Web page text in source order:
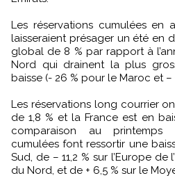
Les réservations cumulées
laisseraient présager un été en
global de 8 % par rapport à
Nord qui drainent la plus
baisse (- 26 % pour le Maroc et –
Les réservations long courrier
de 1,8 % et la France est en
comparaison au printemps
cumulées font ressortir une
Sud, de – 11,2 % sur l’Europe de
du Nord, et de + 6,5 % sur le